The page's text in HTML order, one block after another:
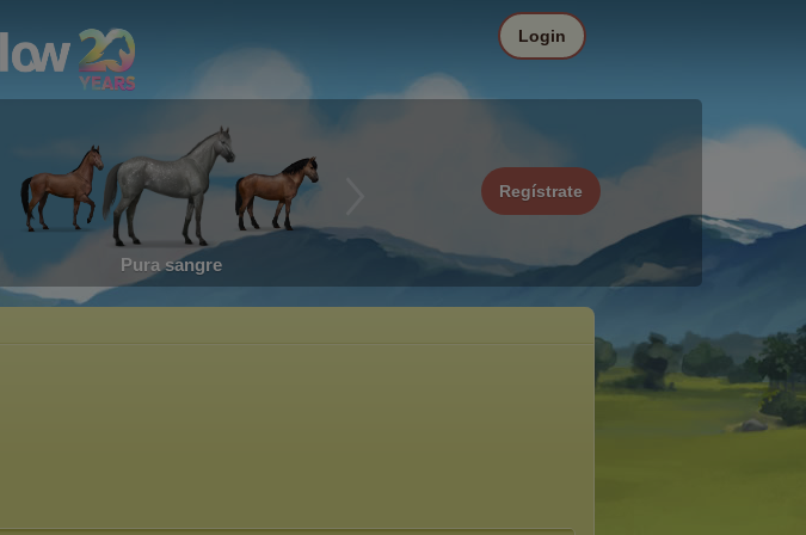
Pura sangre
Regístrate
Login